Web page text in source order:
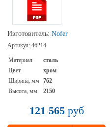
Изготовитель: Nofer
Артикул: 46214
Материал
сталь
Цвет
хром
Ширина, мм
762
Высота, мм
2150
121 565руб